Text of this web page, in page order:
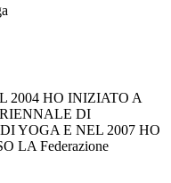
2004 HO INIZIATO A
DI
YOGA E NEL 2007 HO
LA Federazione